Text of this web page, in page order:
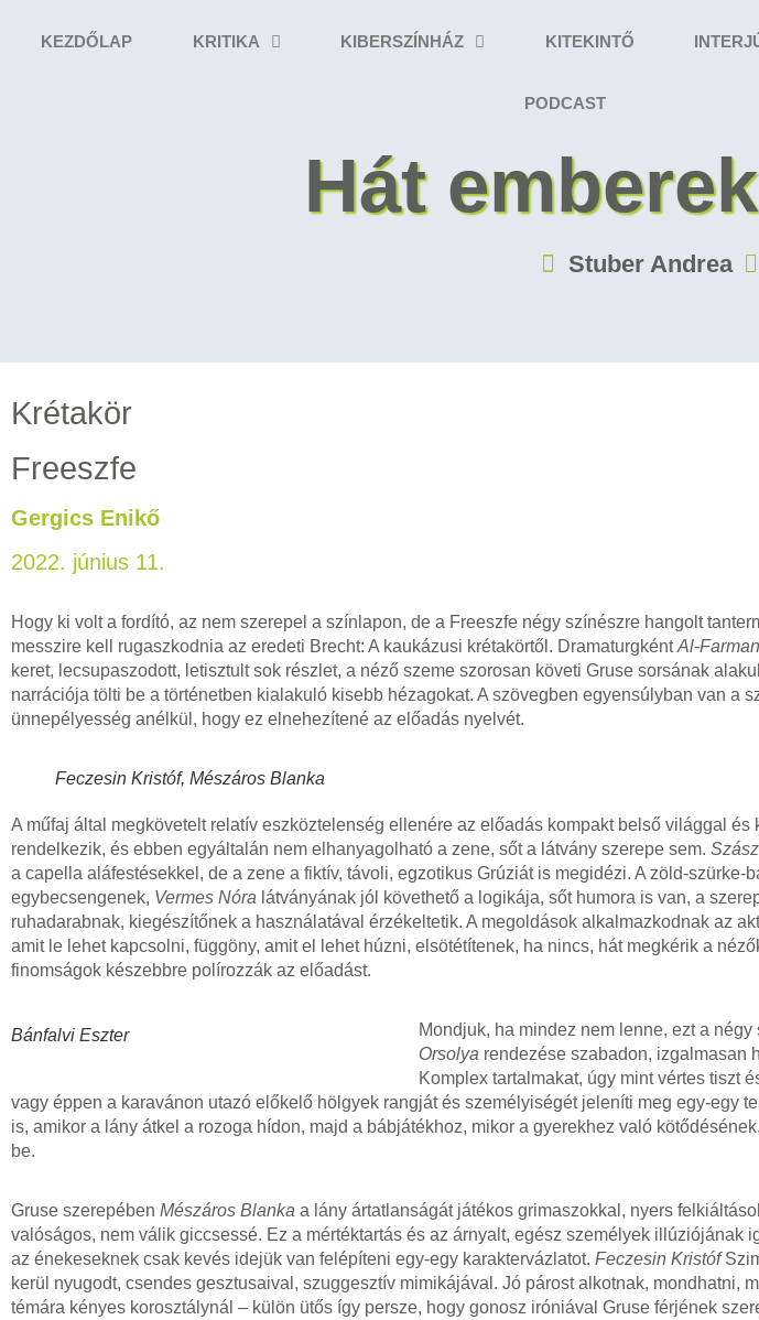
KEZDŐLAP KRITIKA KIBERSZÍNHÁZ KITEKINTŐ
PODCAST
Hát
Stuber Andrea
Krétakör
Freeszfe
Gergics Enikő
2022. június 11.
Hogy ki volt a fordító, az nem szerepel a színlapon, de a Freeszfe négy színészre hangolt
messzire kell rugaszkodnia az eredeti Brecht: A kaukázusi krétakörtől. DramaturgkéntAl-
keret, lecsupaszodott, letisztult sok részlet, a néző szeme szorosan követi Gruse sorsának
narrációja tölti be a történetben kialakuló kisebb hézagokat. A szövegben egyensúlyban van a
ünnepélyesség anélkül, hogy ez elnehezítené az előadás nyelvét.
Feczesin Kristóf, Mészáros Blanka
A műfaj által megkövetelt relatív eszköztelenség ellenére az előadás kompakt belső világgal és
rendelkezik, és ebben egyáltalán nem elhanyagolható a zene, sőt a látvány szerepe sem.
a capella aláfestésekkel, de a zene a fiktív, távoli, egzotikus Grúziát is megidézi. A zöld-szürke-
egybecsengenek, Vermes Nóra látványának jól követhető a logikája, sőt humora is van, a
ruhadarabnak, kiegészítőnek a használatával érzékeltetik. A megoldások alkalmazkodnak az
amit le lehet kapcsolni, függöny, amit el lehet húzni, elsötétítenek, ha nincs, hát megkérik a
finomságok készebbre polírozzák az előadást.
Bánfalvi Eszter Mondjuk, ha mindez nem lenne, ezt a
Orsolya rendezése szabadon, izgalmasan
Komplex tartalmakat, úgy mint vértes tiszt
vagy éppen a karavánon utazó előkelő hölgyek rangját és személyiségét jeleníti meg egy-egy
is, amikor a lány átkel a rozoga hídon, majd a bábjátékhoz, mikor a gyerekhez való
be.
Gruse szerepében Mészáros Blanka a lány ártatlanságát játékos grimaszokkal, nyers
valóságos, nem válik giccsessé. Ez a mértéktartás és az árnyalt, egész személyek illúziójának
az énekeseknek csak kevés idejük van felépíteni egy-egy karaktervázlatot. Feczesin Kristóf
kerül nyugodt, csendes gesztusaival, szuggesztív mimikájával. Jó párost alkotnak, mondhatni,
témára kényes korosztálynál – külön ütős így persze, hogy gonosz iróniával Gruse férjének